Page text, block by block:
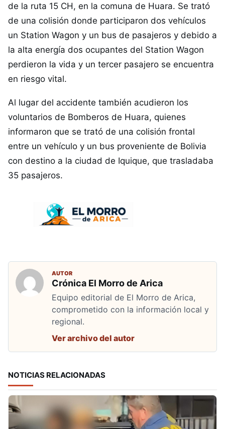
de la ruta 15 CH, en la comuna de Huara. Se trató
de una colisión donde participaron dos vehículos
un Station Wagon y un bus de pasajeros y debido a
la alta energía dos ocupantes del Station Wagon
perdieron la vida y un tercer pasajero se encuentra
en riesgo vital.
Al lugar del accidente también acudieron los
voluntarios de Bomberos de Huara, quienes
informaron que se trató de una colisión frontal
entre un vehículo y un bus proveniente de Bolivia
con destino a la ciudad de Iquique, que trasladaba
35 pasajeros.
AUTOR
Crónica El Morro de Arica
Equipo editorial de El Morro de Arica,
comprometido con la información local y
regional.
Ver archivo del autor
NOTICIAS RELACIONADAS